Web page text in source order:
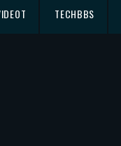
TECHBBS